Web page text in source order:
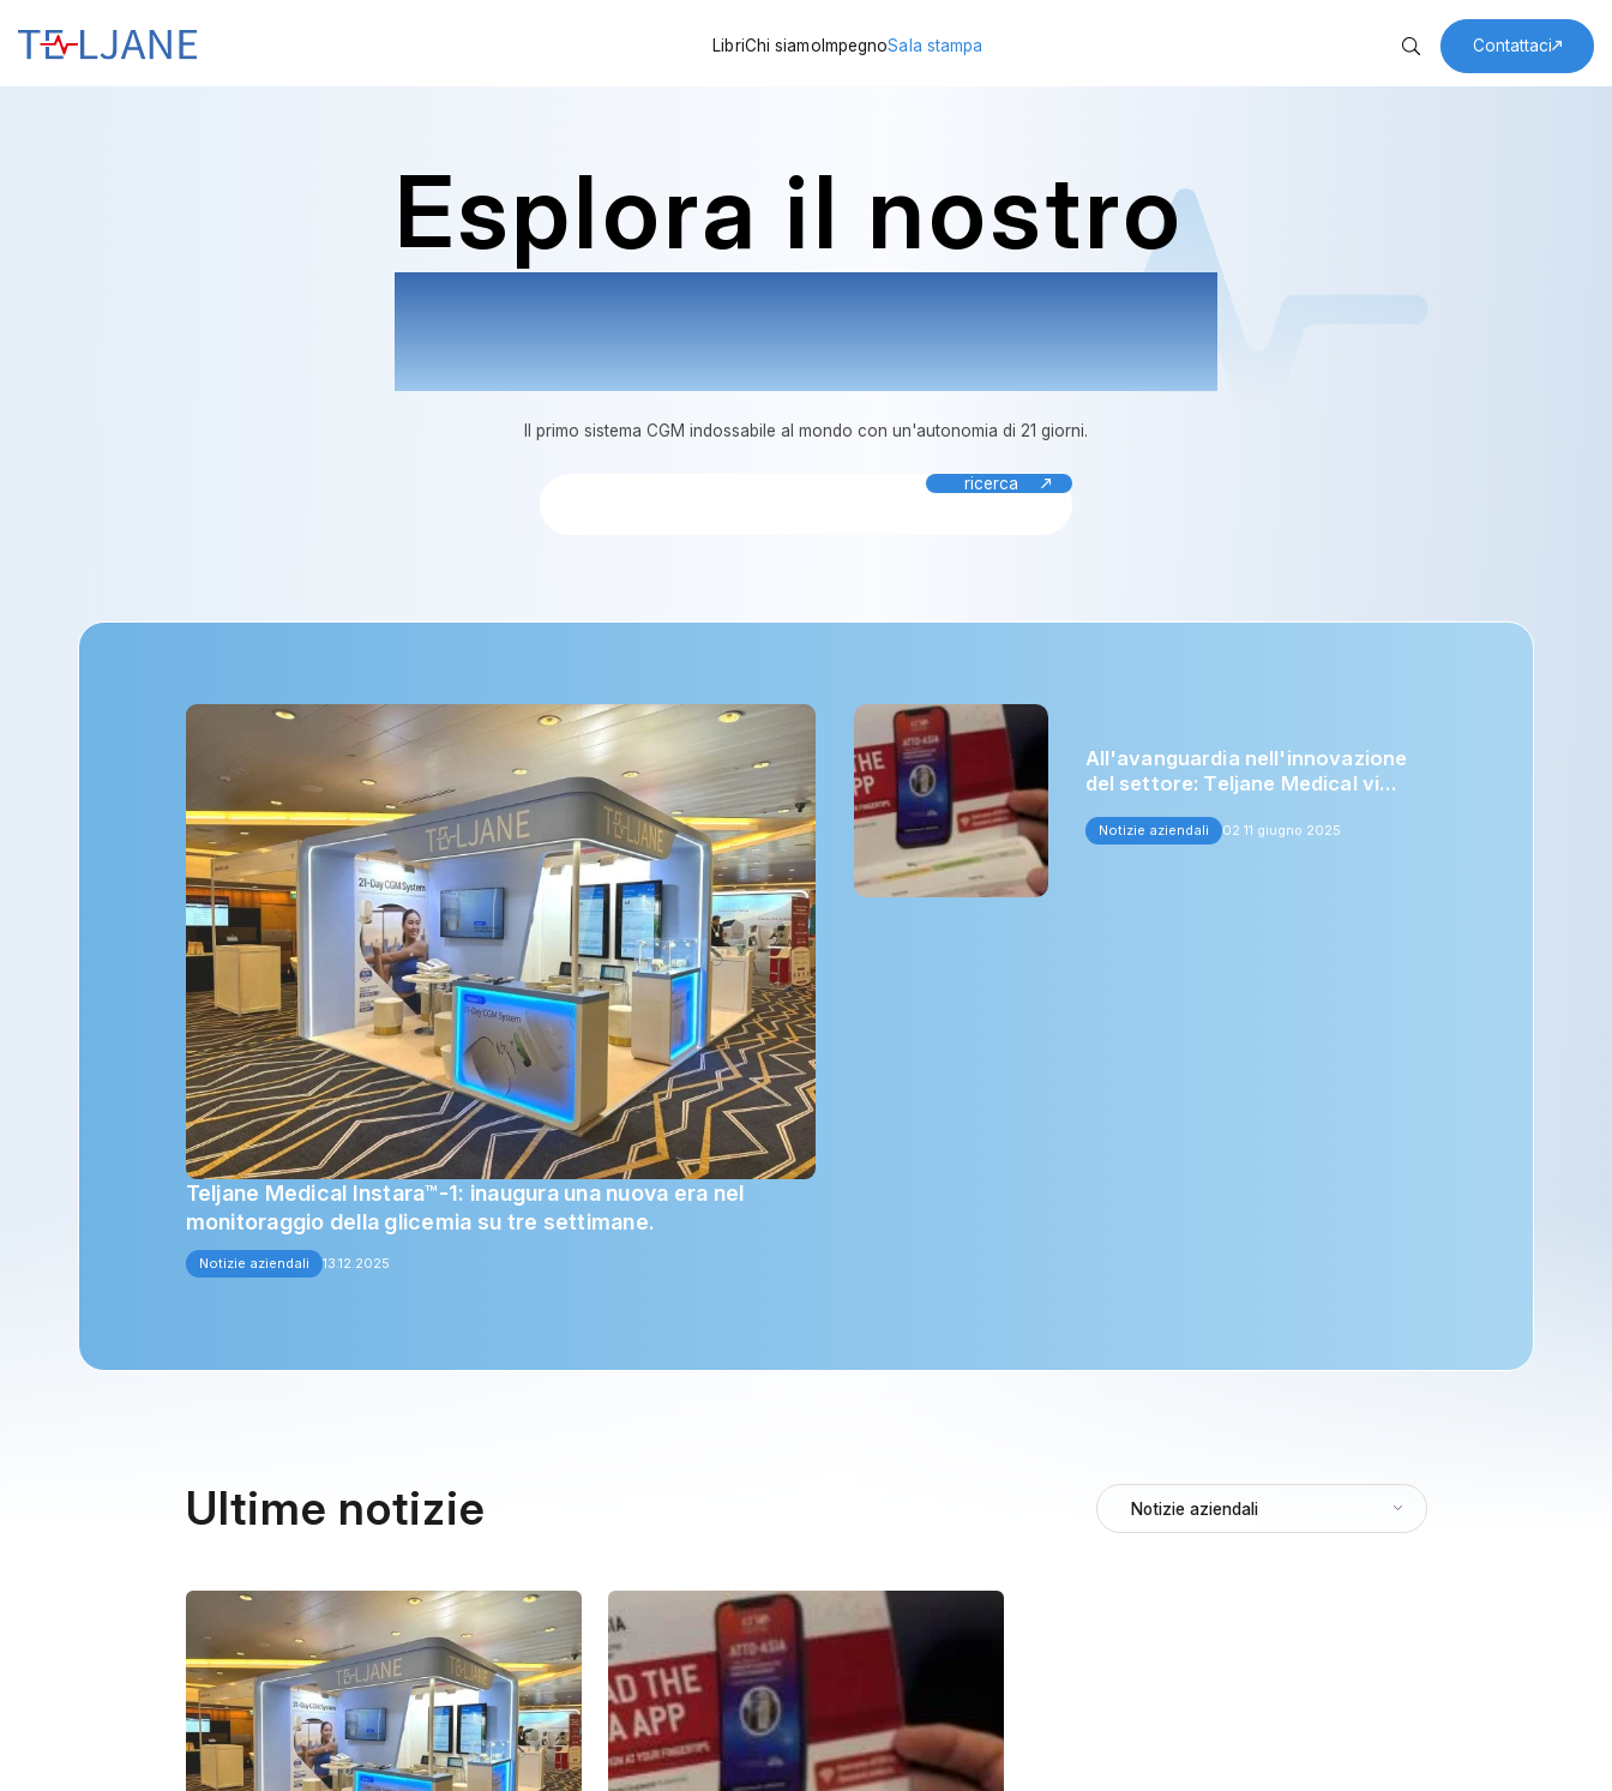
E
LibriChi siamo
Storia del finanziamento
Certificazioni
Impegno
Innovare la gestione del diabete attraverso la tecnologia.
Portafoglio prodotti Teljane
Resistenza originale di fabbrica
Sala stampa Contattaci
Esplora il nostro
Notizie aziendali
Il primo sistema CGM indossabile al mondo con un'autonomia di 21 giorni.
Teljane Medical Instara™-1: inaugura una nuova era nel
monitoraggio della glicemia su tre settimane.
Notizie aziendali 13.12.2025
All'avanguardia nell'innovazione
del settore: Teljane Medical vi
ASIA 2025.
Notizie aziendali 02 11 giugno 2025
Ultime notizie